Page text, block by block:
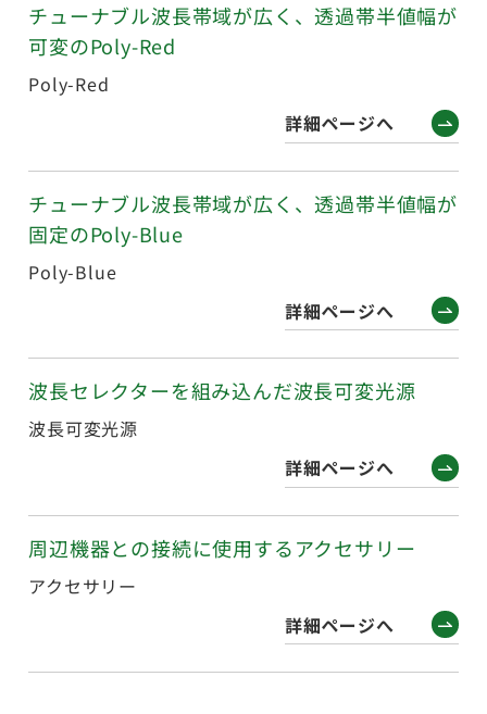
チューナブル波長帯域が広く、透過帯半値幅が
可変のPoly-Red
Poly-Red
詳細ページへ
チューナブル波長帯域が広く、透過帯半値幅が
固定のPoly-Blue
Poly-Blue
詳細ページへ
波長セレクターを組み込んだ波長可変光源
波長可変光源
詳細ページへ
周辺機器との接続に使用するアクセサリー
アクセサリー
詳細ページへ